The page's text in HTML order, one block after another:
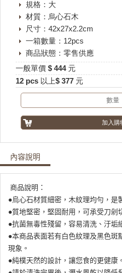
規格：大
材質：烏心石木
尺寸：42x27x2.2cm
一箱數量：12pcs
商品狀態：零售供應
一般單價 $ 444 元
12 pcs 以上$ 377 元
內容說明
商品說明：
●烏心石材質細密，木紋理均勻，是
●質地堅密，堅固耐用，可承受刀剁
●抗菌無毒性殘留，容易清洗、汙垢
●本商品表面若有白色紋理及黑色斑
現象。
●純樸天然的設計，讓您食的更健康。